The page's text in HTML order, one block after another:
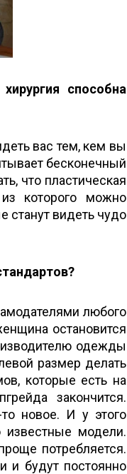
способна
вас тем, кем вы
бесконечный
что пластическая
которого можно
станут видеть чудо
любого
остановится
одежды
размер делать
которые есть на
закончится.
новое. И у этого
модели.
потребляется.
и будут постоянно